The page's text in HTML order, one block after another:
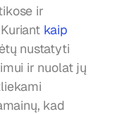
ir
kaip
nustatyti
ir nuolat jų
kad